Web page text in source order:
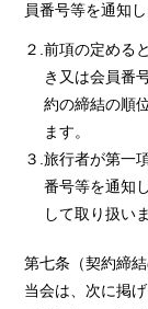
員番号等を通知
２.前項の定める
き又は会員番
約の締結の順
ます。
３.旅行者が第一
番号等を通知
して取り扱い
第七条（契約締結
当会は、次に掲